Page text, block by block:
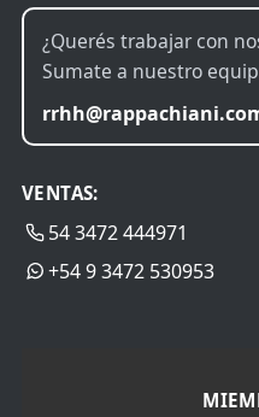
¿Querés trabajar con
Sumate a nuestro
VENTAS:
54 3472 444971
+54 9 3472 530953